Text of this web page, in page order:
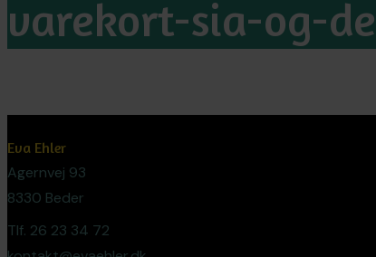
varekort-sia-og-
Eva Ehler
Agernvej 93
8330 Beder
Tlf. 26 23 34 72